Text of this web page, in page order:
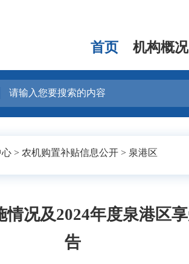
首页 机构概况
心 >农机购置补贴信息公开 > 泉港区
况及2024年度泉港区
告